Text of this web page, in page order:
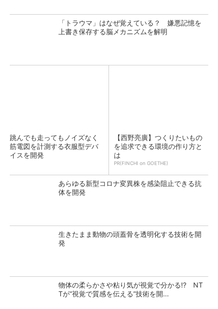
「トラウマ」はなぜ覚えている？ 嫌悪記憶を
上書き保存する脳メカニズムを解明
跳んでも走ってもノイズなく
筋電図を計測する衣服型デバ
イスを開発
【西野亮廣】つくりたいもの
を追求できる環境の作り方と
は
PR(FINCHI on GOETHE)
あらゆる新型コロナ変異株を感染阻止できる抗
体を開発
生きたまま動物の頭蓋骨を透明化する技術を開
発
物体の柔らかさや粘り気が視覚で分かる!? NT
Tが“視覚で質感を伝える”技術を開...